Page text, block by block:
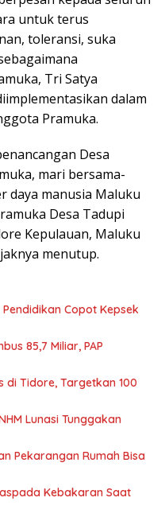
untuk terus
toleransi, suka
Tri Satya
dalam
Pramuka.
Desa
mari bersama-
daya manusia Maluku
Desa Tadupi
Kepulauan, Maluku
menutup.
Copot Kepsek
85,7 Miliar, PAP
di Tidore, Targetkan 100
Lunasi Tunggakan
Pekarangan Rumah Bisa
Kebakaran Saat